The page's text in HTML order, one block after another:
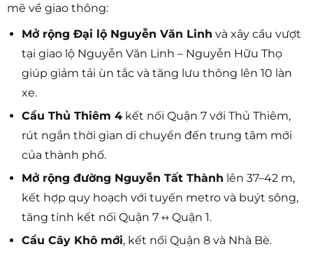
mẽ về giao thông:
Mở rộng Đại lộ Nguyễn Văn Linh và xây cầu vượt
tại giao lộ Nguyễn Văn Linh – Nguyễn Hữu Thọ
giúp giảm tải ùn tắc và tăng lưu thông lên 10 làn
xe.
Cầu Thủ Thiêm 4kết nối Quận 7 với Thủ Thiêm,
rút ngắn thời gian di chuyển đến trung tâm mới
của thành phố.
Mở rộng đường Nguyễn Tất Thành lên 37–42 m,
kết hợp quy hoạch với tuyến metro và buýt sông,
tăng tính kết nối Quận 7 ↔ Quận 1.
Cầu Cây Khô mới, kết nối Quận 8 và Nhà Bè.